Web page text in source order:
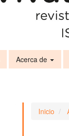
Acerca de
Inicio